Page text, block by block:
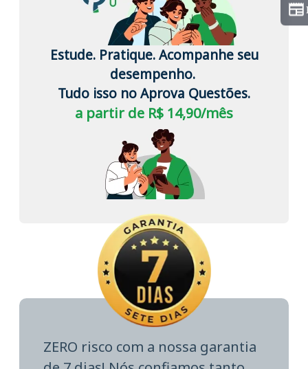
Estude. Pratique. Acompanhe seu
desempenho.
Tudo isso no Aprova Questões.
a partir de R$ 14,90/mês
ZERO risco com a nossa garantia